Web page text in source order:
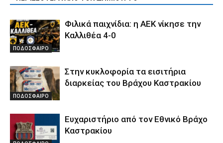
ΠΟΔΟΣΦΑΙΡΟ
Φιλικά παιχνίδια: η ΑΕΚ νίκησε την
Καλλιθέα 4-0
ΠΟΔΟΣΦΑΙΡΟ
Στην κυκλοφορία τα εισιτήρια
διαρκείας του Βράχου Καστρακίου
Ευχαριστήριο από τον Εθνικό Βράχο
Καστρακίου